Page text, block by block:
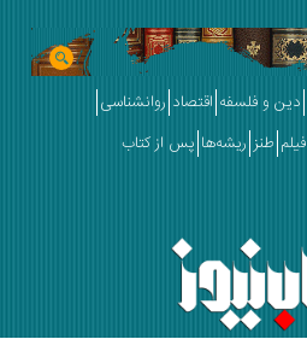
اقتصاد روانشناسی
ریشه‌ها پس از کتاب